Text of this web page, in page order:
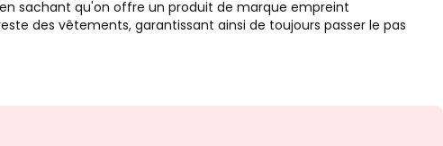
sachant qu'on offre un produit de marque empreint
des vêtements, garantissant ainsi de toujours passer le pas